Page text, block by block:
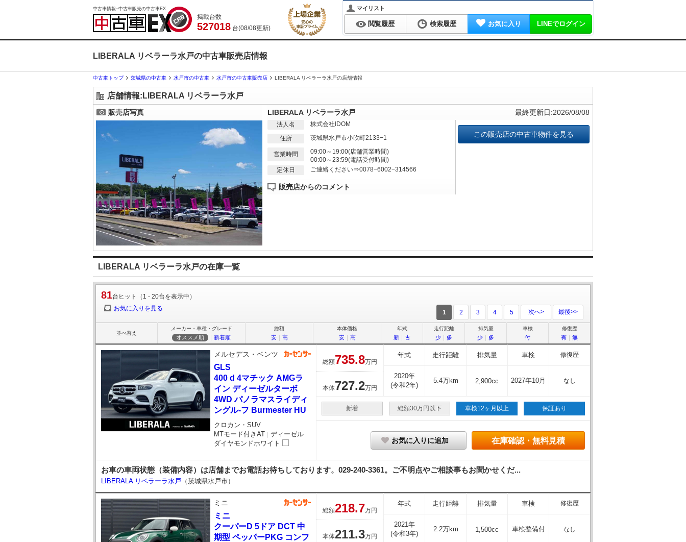
中古車情報･中古車販売の中古車EX
掲載台数
527018 台(08/08更新)
マイリスト
閲覧履歴 検索履歴 お気に入り LINEでログイン
LIBERALA リベラーラ水戸の中古車販売店情報
中古車トップ 茨城県の中古車 水戸市の中古車 水戸市の中古車販売店 LIBERALA リベラーラ水戸の店舗情報
店舗情報:LIBERALA リベラーラ水戸
販売店写真 LIBERALA リベラーラ水戸
法人名
株式会社IDOM
住所
茨城県水戸市小吹町2133−1
営業時間
09:00～19:00(店舗営業時間)
00:00～23:59(電話受付時間)
定休日
ご連絡ください⇒0078−6002−314566
販売店からのコメント
最終更新日:2026/08/08
この販売店の中古車物件を見る
LIBERALA リベラーラ水戸の在庫一覧
81台ヒット（1 - 20台を表示中）
お気に入りを見る
1 2 3 4 5 次へ> 最後>>
並べ替え
メーカー・車種・グレード
オススメ順 ｜ 新着順
総額
安｜ 高
本体価格
安｜ 高
年式
新 ｜ 古
走行距離
少 ｜ 多
排気量
少 ｜ 多
車検
付
修復歴
有 ｜ 無
メルセデス・ベンツ
GLS
400 d 4マチック AMGラ
イン ディーゼルターボ
4WD パノラマスライディ
ングル-フ Burmester HU
クロカン・SUV
MTモード付きAT ｜ ディーゼル
ダイヤモンドホワイト
総額735.8万円
本体727.2万円
年式 走行距離 排気量 車検 修復歴
2020年
(令和2年)
5.4万km 2,900cc 2027年10月 なし
新着 総額30万円以下 車検12ヶ月以上 保証あり
在庫確認・無料見積
お気に入りに追加
お車の車両状態（装備内容）は店舗までお電話お待ちしております。029-240-3361。ご不明点やご相談事もお聞かせくだ...
LIBERALA リベラーラ水戸 （茨城県水戸市）
ミニ
ミニ
クーパーD 5ドア DCT 中
期型 ペッパーPKG コンフ
総額218.7万円
本体211.3万円
年式 走行距離 排気量 車検 修復歴
2021年
(令和3年)
2.2万km 1,500cc 車検整備付 なし